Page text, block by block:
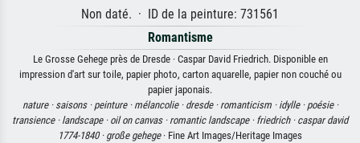
Non daté. · ID de la peinture: 731561
Romantisme
Le Grosse Gehege près de Dresde · Caspar David Friedrich. Disponible en
impression d'art sur toile, papier photo, carton aquarelle, papier non couché ou
papier japonais.
nature · saisons · peinture · mélancolie · dresde · romanticism · idylle · poésie ·
transience · landscape · oil on canvas · romantic landscape · friedrich · caspar david
1774-1840 · große gehege· Fine Art Images/Heritage Images